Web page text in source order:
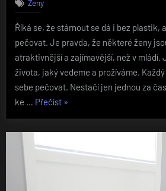
Ženy
Říká se, že stárnout se dá i bez plastik,
pečovat. Je pravda, že některé ženy
atraktivnější a zajímavější, než v mládí.
života, jaký vedeme a prožíváme.
sebe pečovat. Nestačí jen jednou za
ke … Přečíst„Umění
stárnout“
»